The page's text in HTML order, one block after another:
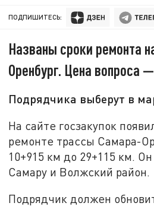
ПОДПИШИТЕСЬ:
Названы сроки ремонта
Оренбург. Цена вопроса
Подрядчика выберут в
На сайте госзакупок
ремонте трассы Самара-
10+915 км до 29+115 км.
Самару и Волжский район.
Подрядчик должен